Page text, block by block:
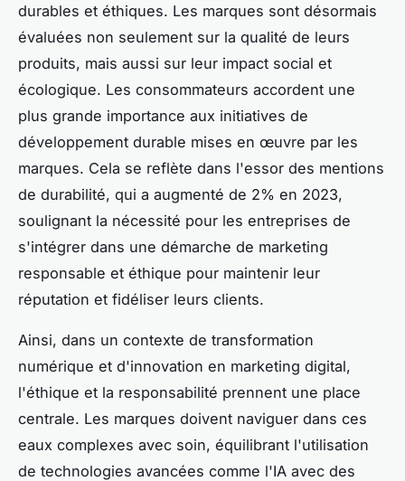
durables et éthiques. Les marques sont désormais
évaluées non seulement sur la qualité de leurs
produits, mais aussi sur leur impact social et
écologique. Les consommateurs accordent une
plus grande importance aux initiatives de
développement durable mises en œuvre par les
marques. Cela se reflète dans l'essor des mentions
de durabilité, qui a augmenté de 2% en 2023,
soulignant la nécessité pour les entreprises de
s'intégrer dans une démarche de marketing
responsable et éthique pour maintenir leur
réputation et fidéliser leurs clients.
Ainsi, dans un contexte de transformation
numérique et d'innovation en marketing digital,
l'éthique et la responsabilité prennent une place
centrale. Les marques doivent naviguer dans ces
eaux complexes avec soin, équilibrant l'utilisation
de technologies avancées comme l'IA avec des